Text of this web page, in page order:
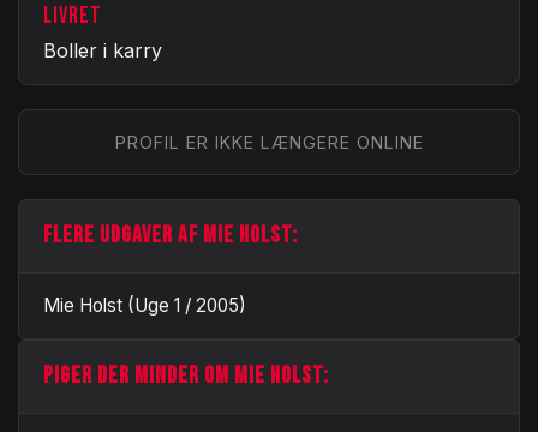
LIVRET
Boller i karry
PROFIL ER IKKE LÆNGERE ONLINE
FLERE UDGAVER AF MIE HOLST:
Mie Holst (Uge 1 / 2005)
PIGER DER MINDER OM MIE HOLST: